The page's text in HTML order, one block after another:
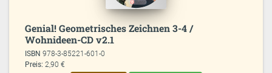
Genial! Geometrisches Zeichnen 3-4 /
Wohnideen-CD v2.1
ISBN978-3-85221-601-0
Preis: 2,90 €